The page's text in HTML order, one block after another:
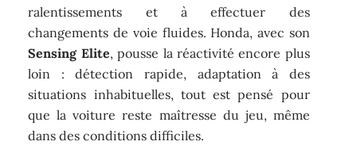
ralentissements et à effectuer des
changements de voie fluides. Honda, avec son
Sensing Elite, pousse la réactivité encore plus
loin : détection rapide, adaptation à des
situations inhabituelles, tout est pensé pour
que la voiture reste maîtresse du jeu, même
dans des conditions difficiles.